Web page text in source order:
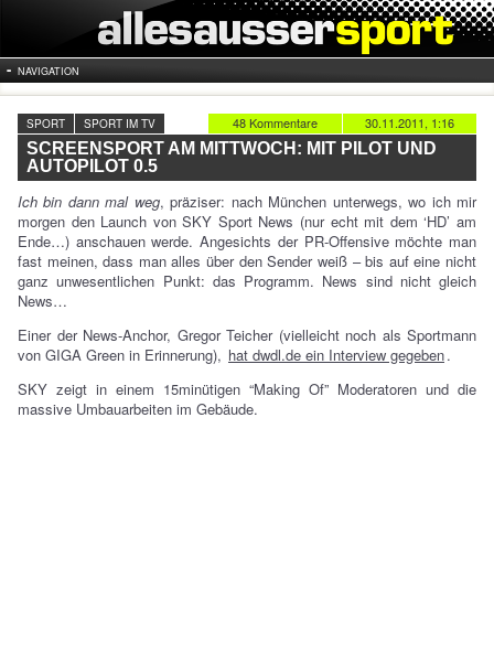
NAVIGATION
30.11.2011, 1:16
48 Kommentare
SPORT SPORT IM TV
SCREENSPORT AM MITTWOCH: MIT PILOT UND
AUTOPILOT 0.5
Ich bin dann mal weg, präziser: nach München unterwegs, wo ich mir
morgen den Launch von SKY Sport News (nur echt mit dem ‘HD’ am
Ende…) anschauen werde. Angesichts der PR-Offensive möchte man
fast meinen, dass man alles über den Sender weiß – bis auf eine nicht
ganz unwesentlichen Punkt: das Programm. News sind nicht gleich
News…
Einer der News-Anchor, Gregor Teicher (vielleicht noch als Sportmann
von GIGA Green in Erinnerung), hat dwdl.de ein Interview gegeben.
SKY zeigt in einem 15minütigen “Making Of” Moderatoren und die
massive Umbauarbeiten im Gebäude.